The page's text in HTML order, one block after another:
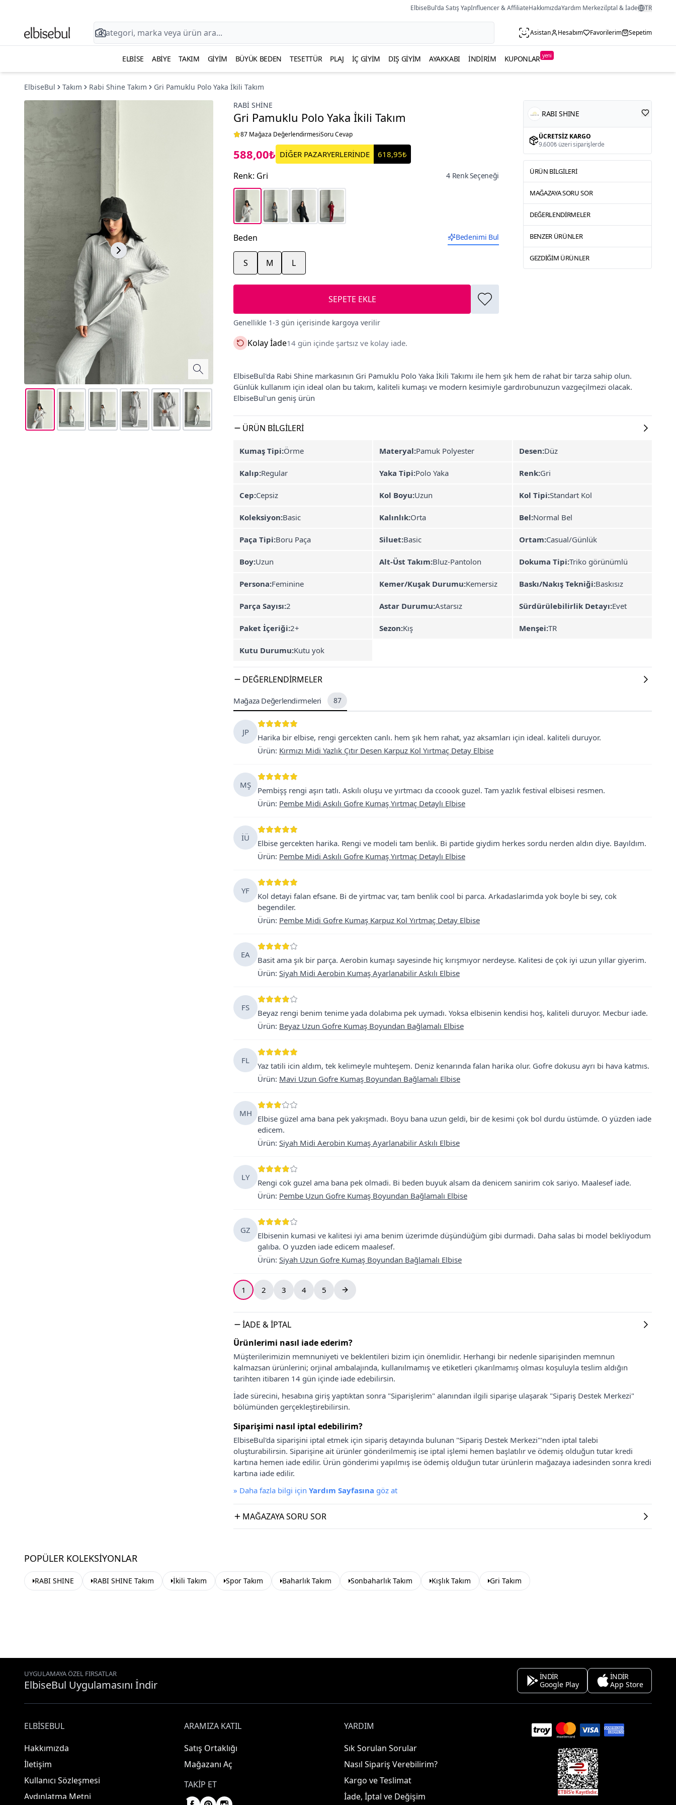
ElbiseBul'da Satış YapInfluencer & AffiliateHakkımızdaYardım Merkeziİptal & İade TR
Asistan Hesabım Favorilerim Sepetim
ELBISE ABIYE TAKIM GIYIM BÜYÜK BEDEN TESETTÜR PLAJ İÇ GIYIM DIŞ GIYIM AYAKKABI İNDIRIM KUPONLAR yeni
ElbiseBul Takım Rabi Shine Takım
Gri Pamuklu Polo Yaka İkili Takım
RABI SHINE
Gri Pamuklu Polo Yaka İkili Takım
87 Mağaza DeğerlendirmesiSoru Cevap
588,00₺ DİĞER PAZARYERLERİNDE 618,95₺
Renk: Gri 4 Renk Seçeneği
Beden Bedenimi Bul
S M L
SEPETE EKLE
Genellikle 1-3 gün içerisinde kargoya verilir
Kolay İade14 gün içinde şartsız ve kolay iade.
RABI SHINE
ÜCRETSIZ KARGO
9.600₺ üzeri siparişlerde
ÜRÜN BILGILERI
MAĞAZAYA SORU SOR
DEĞERLENDIRMELER
BENZER ÜRÜNLER
GEZDIĞIM ÜRÜNLER
ElbiseBul'da Rabi Shine markasının Gri Pamuklu Polo Yaka İkili Takımı ile hem şık hem de rahat bir tarza sahip olun.
Günlük kullanım için ideal olan bu takım, kaliteli kumaşı ve modern kesimiyle gardırobunuzun vazgeçilmezi olacak.
ElbiseBul'un geniş ürün
ÜRÜN BILGILERI
Kumaş Tipi:Örme Materyal:Pamuk Polyester Desen:Düz
Kalıp:Regular Yaka Tipi:Polo Yaka Renk:Gri
Cep:Cepsiz Kol Boyu:Uzun Kol Tipi:Standart Kol
Koleksiyon:Basic Kalınlık:Orta Bel:Normal Bel
Paça Tipi:Boru Paça Siluet:Basic Ortam:Casual/Günlük
Boy:Uzun Alt-Üst Takım:Bluz-Pantolon Dokuma Tipi:Triko görünümlü
Persona:Feminine Kemer/Kuşak Durumu:Kemersiz Baskı/Nakış Tekniği:Baskısız
Parça Sayısı:2 Astar Durumu:Astarsız Sürdürülebilirlik Detayı:Evet
Paket İçeriği:2+ Sezon:Kış Menşei:TR
Kutu Durumu:Kutu yok
DEĞERLENDIRMELER
Mağaza Değerlendirmeleri 87
JP
Harika bir elbise, rengi gercekten canlı. hem şık hem rahat, yaz aksamları için ideal. kaliteli duruyor.
Ürün: Kırmızı Midi Yazlık Çıtır Desen Karpuz Kol Yırtmaç Detay Elbise
MŞ
Pembişş rengi aşırı tatlı. Askılı oluşu ve yırtmacı da ccoook guzel. Tam yazlık festival elbisesi resmen.
Ürün: Pembe Midi Askılı Gofre Kumaş Yırtmaç Detaylı Elbise
İÜ
Elbise gercekten harika. Rengi ve modeli tam benlik. Bi partide giydim herkes sordu nerden aldın diye. Bayıldım.
Ürün: Pembe Midi Askılı Gofre Kumaş Yırtmaç Detaylı Elbise
YF
Kol detayi falan efsane. Bi de yirtmac var, tam benlik cool bi parca. Arkadaslarimda yok boyle bi sey, cok
begendiler.
Ürün: Pembe Midi Gofre Kumaş Karpuz Kol Yırtmaç Detay Elbise
EA
Basit ama şık bir parça. Aerobin kumaşı sayesinde hiç kırışmıyor nerdeyse. Kalitesi de çok iyi uzun yıllar giyerim.
Ürün: Siyah Midi Aerobin Kumaş Ayarlanabilir Askılı Elbise
FS
Beyaz rengi benim tenime yada dolabıma pek uymadı. Yoksa elbisenin kendisi hoş, kaliteli duruyor. Mecbur iade.
Ürün: Beyaz Uzun Gofre Kumaş Boyundan Bağlamalı Elbise
FL
Yaz tatili icin aldım, tek kelimeyle muhteşem. Deniz kenarında falan harika olur. Gofre dokusu ayrı bi hava katmıs.
Ürün: Mavi Uzun Gofre Kumaş Boyundan Bağlamalı Elbise
MH
Elbise güzel ama bana pek yakışmadı. Boyu bana uzun geldi, bir de kesimi çok bol durdu üstümde. O yüzden iade
edicem.
Ürün: Siyah Midi Aerobin Kumaş Ayarlanabilir Askılı Elbise
LY
Rengi cok guzel ama bana pek olmadi. Bi beden buyuk alsam da denicem sanirim cok sariyo. Maalesef iade.
Ürün: Pembe Uzun Gofre Kumaş Boyundan Bağlamalı Elbise
GZ
Elbisenin kumasi ve kalitesi iyi ama benim üzerimde düşündüğüm gibi durmadi. Daha salas bi model bekliyodum
galıba. O yuzden iade edicem maalesef.
Ürün: Siyah Uzun Gofre Kumaş Boyundan Bağlamalı Elbise
1 2 3 4 5
İADE & İPTAL
Ürünlerimi nasıl iade ederim?
Müşterilerimizin memnuniyeti ve beklentileri bizim için önemlidir. Herhangi bir nedenle siparişinden memnun
kalmazsan ürünlerini; orjinal ambalajında, kullanılmamış ve etiketleri çıkarılmamış olması koşuluyla teslim aldığın
tarihten itibaren 14 gün içinde iade edebilirsin.
İade sürecini, hesabına giriş yaptıktan sonra "Siparişlerim" alanından ilgili siparişe ulaşarak "Sipariş Destek Merkezi"
bölümünden gerçekleştirebilirsin.
Siparişimi nasıl iptal edebilirim?
ElbiseBul'da siparişini iptal etmek için sipariş detayında bulunan "Sipariş Destek Merkezi"'nden iptal talebi
oluşturabilirsin. Siparişine ait ürünler gönderilmemiş ise iptal işlemi hemen başlatılır ve ödemiş olduğun tutar kredi
kartına hemen iade edilir. Ürün gönderimi yapılmış ise ödemiş olduğun tutar ürünlerin mağazaya iadesinden sonra kredi
kartına iade edilir.
» Daha fazla bilgi için Yardım Sayfasına göz at
MAĞAZAYA SORU SOR
POPÜLER KOLEKSIYONLAR
RABI SHINE RABI SHINE Takım İkili Takım Spor Takım Baharlık Takım Sonbaharlık Takım Kışlık Takım Gri Takım
UYGULAMAYA ÖZEL FIRSATLAR
ElbiseBul Uygulamasını İndir
İNDİR
Google Play
İNDİR
App Store
ELBISEBUL
Hakkımızda
İletişim
Kullanıcı Sözleşmesi
Aydınlatma Metni
ARAMIZA KATIL
Satış Ortaklığı
Mağazanı Aç
TAKIP ET
YARDIM
Sık Sorulan Sorular
Nasıl Sipariş Verebilirim?
Kargo ve Teslimat
İade, İptal ve Değişim